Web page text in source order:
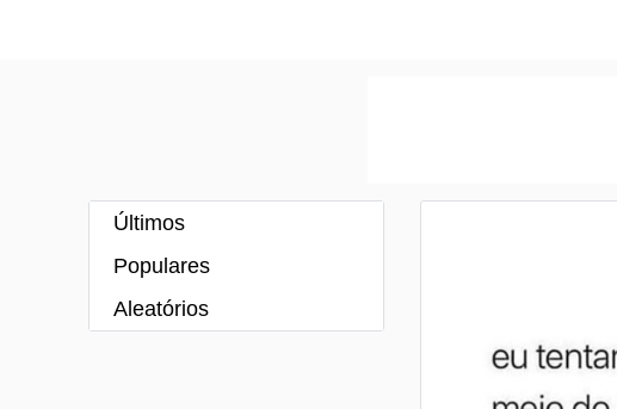
Últimos
Populares
Aleatórios